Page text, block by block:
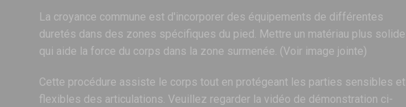
La croyance commune est d'incorporer des équipements de différentes
duretés dans des zones spécifiques du pied. Mettre un matériau plus solide
qui aide la force du corps dans la zone surmenée. (Voir image jointe)
Cette procédure assiste le corps tout en protégeant les parties sensibles et
flexibles des articulations. Veuillez regarder la vidéo de démonstration ci-